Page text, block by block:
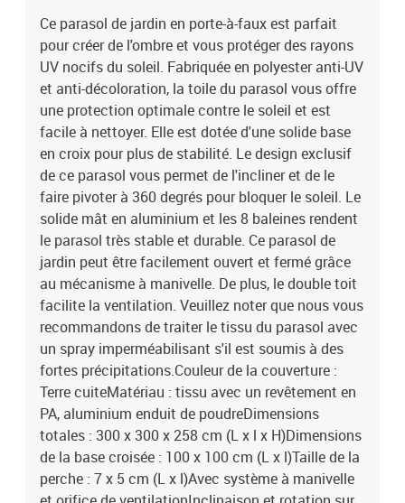
Ce parasol de jardin en porte-à-faux est parfait
pour créer de l'ombre et vous protéger des rayons
UV nocifs du soleil. Fabriquée en polyester anti-UV
et anti-décoloration, la toile du parasol vous offre
une protection optimale contre le soleil et est
facile à nettoyer. Elle est dotée d'une solide base
en croix pour plus de stabilité. Le design exclusif
de ce parasol vous permet de l'incliner et de le
faire pivoter à 360 degrés pour bloquer le soleil. Le
solide mât en aluminium et les 8 baleines rendent
le parasol très stable et durable. Ce parasol de
jardin peut être facilement ouvert et fermé grâce
au mécanisme à manivelle. De plus, le double toit
facilite la ventilation. Veuillez noter que nous vous
recommandons de traiter le tissu du parasol avec
un spray imperméabilisant s'il est soumis à des
fortes précipitations.Couleur de la couverture :
Terre cuiteMatériau : tissu avec un revêtement en
PA, aluminium enduit de poudreDimensions
totales : 300 x 300 x 258 cm (L x l x H)Dimensions
de la base croisée : 100 x 100 cm (L x l)Taille de la
perche : 7 x 5 cm (L x l)Avec système à manivelle